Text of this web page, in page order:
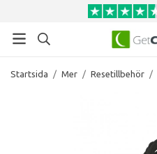
Startsida / Mer / Resetillbehör /